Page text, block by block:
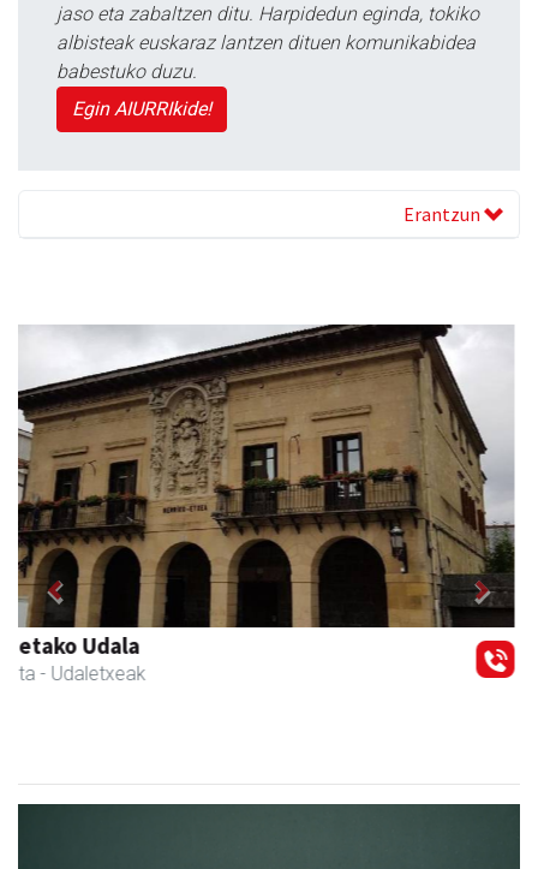
jaso eta zabaltzen ditu. Harpidedun eginda, tokiko
albisteak euskaraz lantzen dituen komunikabidea
babestuko duzu.
Egin AIURRIkide!
Erantzun
Ikasmin ikasketa zentroa
Urnieta - Ikasketa zentroak
Previous Next